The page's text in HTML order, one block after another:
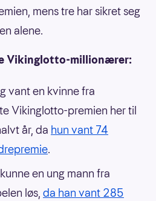
mens tre har sikret seg
alene.
Vikinglotto-millionærer:
vant en kvinne fra
Vikinglotto-premien her til
år, da hun vant 74
.
en ung mann fra
løs,da han vant 285